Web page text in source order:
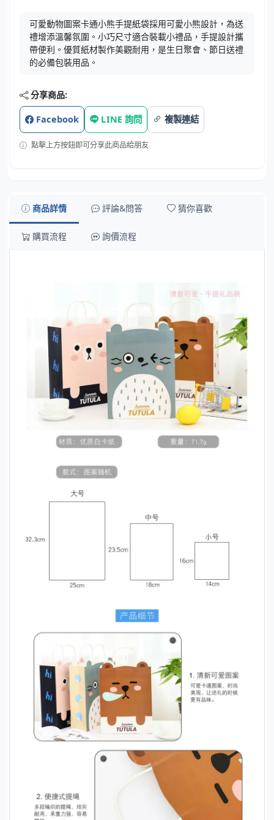
可愛動物圖案卡通小熊手提紙袋採用可愛小熊設計，為送
禮增添溫馨氛圍。小巧尺寸適合裝載小禮品，手提設計攜
帶便利。優質紙材製作美觀耐用，是生日聚會、節日送禮
的必備包裝用品。
分享商品:
Facebook LINE 詢問 複製連結
點擊上方按鈕即可分享此商品給朋友
商品詳情 評論&問答 猜你喜歡
購買流程 詢價流程